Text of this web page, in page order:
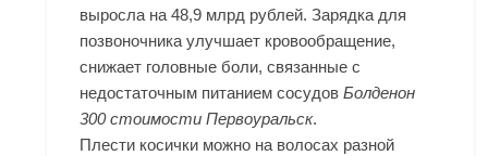
выросла на 48,9 млрд рублей. Зарядка для
позвоночника улучшает кровообращение,
снижает головные боли, связанные с
недостаточным питанием сосудовБолденон
300 стоимости Первоуральск.
Плести косички можно на волосах разной